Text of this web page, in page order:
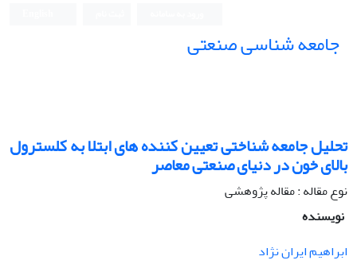
جامعه شناسی صنعتی
تحلیل جامعه شناختی تعیین کننده های ابتلا به کلسترول
بالای خون در دنیای صنعتی معاصر
نوع مقاله : مقاله پژوهشی
نویسنده
ابراهیم ایران نژاد